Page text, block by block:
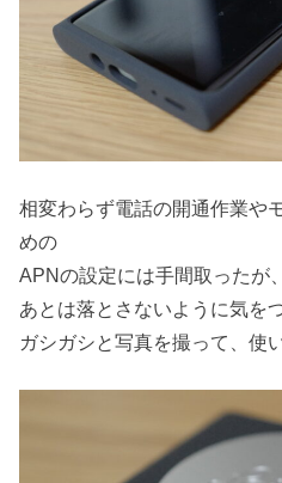
相変わらず電話の開通作業や
めの
APNの設定には手間取ったが
あとは落とさないように気を
ガシガシと写真を撮って、使